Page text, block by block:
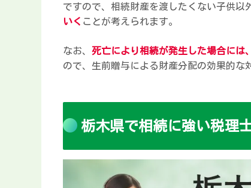
ですので、相続財産を渡したくない子供以
いく ことが考えられます。
なお、 死亡により相続が発生した場合には
ので、生前贈与による財産分配の効果的な
栃木県で相続に強い税理